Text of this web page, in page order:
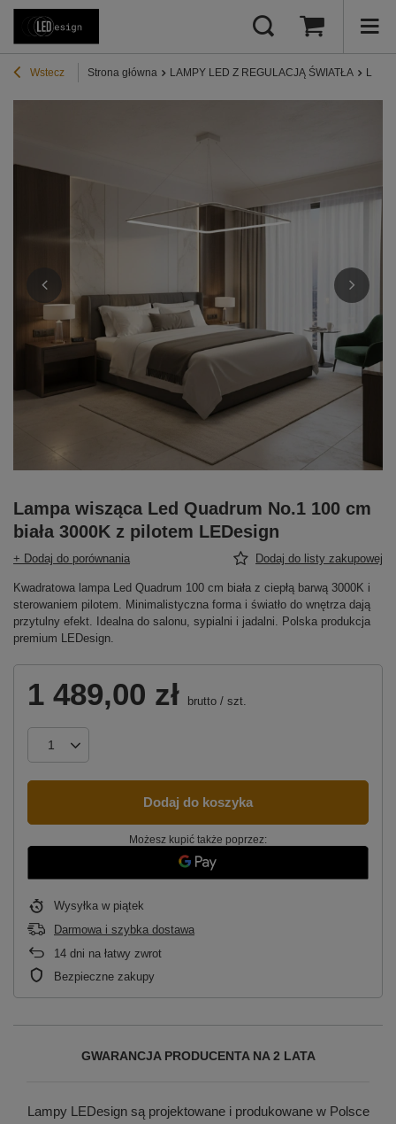
Wstecz Strona główna LAMPY LED Z REGULACJĄ ŚWIATŁA
Lampa wisząca Led Quadrum No.1 100 cm
biała 3000K z pilotem LEDesign
+ Dodaj do porównania Dodaj do listy zakupowej
Kwadratowa lampa Led Quadrum 100 cm biała z ciepłą barwą 3000K i
sterowaniem pilotem. Minimalistyczna forma i światło do wnętrza dają
przytulny efekt. Idealna do salonu, sypialni i jadalni. Polska produkcja
premium LEDesign.
1 489,00 zł brutto / szt.
Dodaj do koszyka
Możesz kupić także poprzez:
Wysyłka w piątek
Darmowa i szybka dostawa
14 dni na łatwy zwrot
Bezpieczne zakupy
GWARANCJA PRODUCENTA NA 2 LATA
Lampy LEDesign są projektowane i produkowane w Polsce